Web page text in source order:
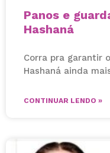
Panos e
Hashaná
Corra pra garantir
Hashaná ainda
CONTINUAR LENDO »